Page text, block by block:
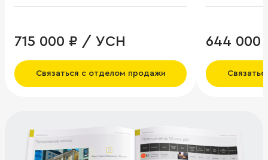
715 000 ₽ / УСН
Связаться с отделом продажи
644